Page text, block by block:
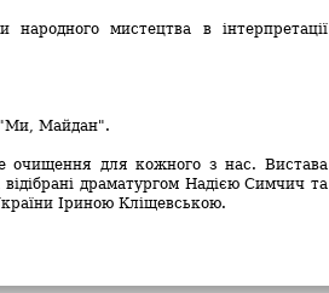
мистецтва в інтерпретації
"Ми, Майдан".
очищення для кожного з нас. Вистава
відібрані драматургом Надією Симчич та
Іриною Кліщевською.